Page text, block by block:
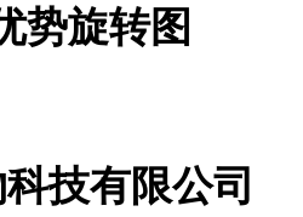
技有限公司